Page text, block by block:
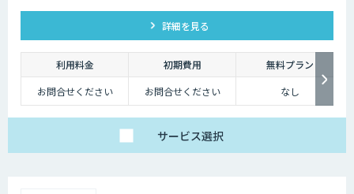
詳細を見る
利用料金 初期費用
無料プラン
お問合せください
お問合せください なし
サービス選択